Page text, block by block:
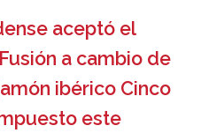
aceptó el
a cambio de
ibérico Cinco
este